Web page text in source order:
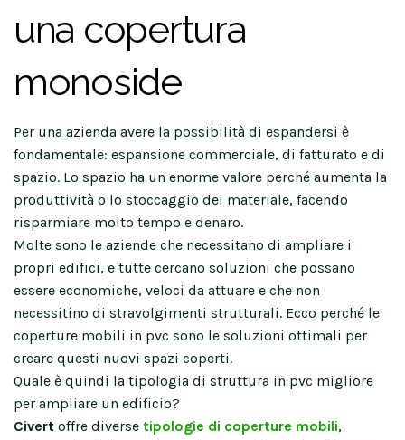
una copertura
monoside
Per una azienda avere la possibilità di espandersi è
fondamentale: espansione commerciale, di fatturato e di
spazio. Lo spazio ha un enorme valore perché aumenta la
produttività o lo stoccaggio dei materiale, facendo
risparmiare molto tempo e denaro.
Molte sono le aziende che necessitano di ampliare i
propri edifici, e tutte cercano soluzioni che possano
essere economiche, veloci da attuare e che non
necessitino di stravolgimenti strutturali. Ecco perché le
coperture mobili in pvc sono le soluzioni ottimali per
creare questi nuovi spazi coperti.
Quale è quindi la tipologia di struttura in pvc migliore
per ampliare un edificio?
Civert offre diverse tipologie di coperture mobili,